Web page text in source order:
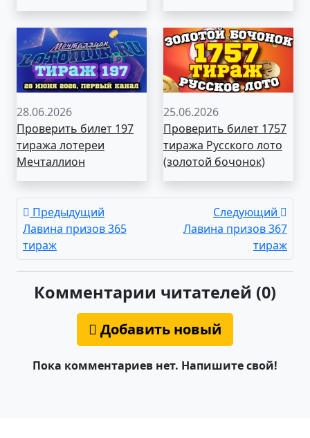
28.06.2026
Проверить билет 197
тиража лотереи
Мечталлион
25.06.2026
Проверить билет 1757
тиража Русского лото
(золотой бочонок)
Предыдущий
Лавина призов 365
тираж
Следующий
Лавина призов 367
тираж
Комментарии читателей (0)
Добавить новый
Пока комментариев нет. Напишите свой!